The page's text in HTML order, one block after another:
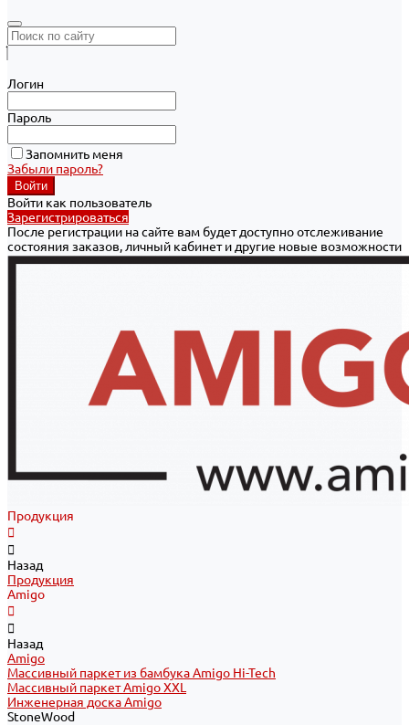
Логин
Пароль
Запомнить меня
Забыли пароль?
Войти как пользователь
Зарегистрироваться
После регистрации на сайте вам будет доступно отслеживание
состояния заказов, личный кабинет и другие новые возможности
Продукция
Назад
Продукция
Amigo
Назад
Amigo
Массивный паркет из бамбука Amigo Hi-Tech
Массивный паркет Amigo XXL
Инженерная доска Amigo
StoneWood